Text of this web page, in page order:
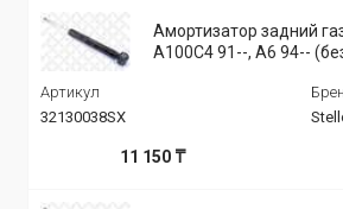
Амортизатор задний
A100C4 91--, A6 94--
Артикул
32130038SX
11 150 ₸